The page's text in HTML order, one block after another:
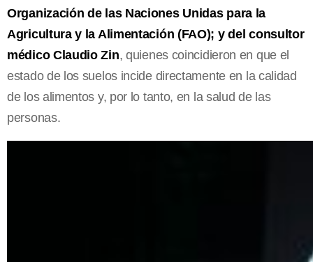
Organización de las Naciones Unidas para la
Agricultura y la Alimentación (FAO); y del consultor
médico Claudio Zin, quienes coincidieron en que el
estado de los suelos incide directamente en la calidad
de los alimentos y, por lo tanto, en la salud de las
personas.